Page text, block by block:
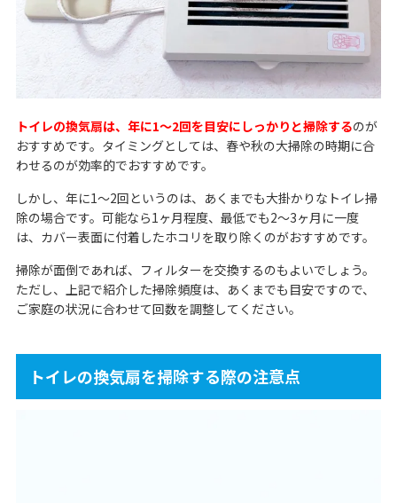
トイレの換気扇は、年に1～2回を目安にしっかりと掃除するのが
おすすめです。タイミングとしては、春や秋の大掃除の時期に合
わせるのが効率的でおすすめです。
しかし、年に1〜2回というのは、あくまでも大掛かりなトイレ掃
除の場合です。可能なら1ヶ月程度、最低でも2〜3ヶ月に一度
は、カバー表面に付着したホコリを取り除くのがおすすめです。
掃除が面倒であれば、フィルターを交換するのもよいでしょう。
ただし、上記で紹介した掃除頻度は、あくまでも目安ですので、
ご家庭の状況に合わせて回数を調整してください。
トイレの換気扇を掃除する際の注意点